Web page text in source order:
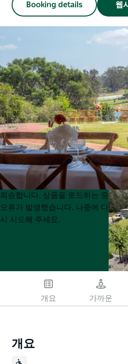
Booking details 웹
Product
List
Product
List
죄송합니다. 상품을 로드하는 중
오류가 발생했습니다. 나중에 다
시 시도해 주세요.
개요 가까운
개요